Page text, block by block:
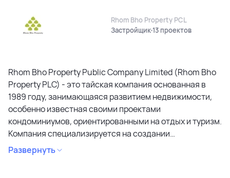
Rhom Bho Property PCL
Застройщик13 проектов
Rhom Bho Property Public Company Limited (Rhom Bho
Property PLC) - это тайская компания основанная в
1989 году, занимающаяся развитием недвижимости,
особенно известная своими проектами
кондоминиумов, ориентированными на отдых и туризм.
Компания специализируется на создании
кондоминиумов в привлекательных районах, уделяя
особое внимание дизайну, качеству строительства и
Развернуть